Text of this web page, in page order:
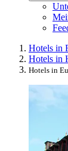
Hotels in
Hotels in
Hotels in